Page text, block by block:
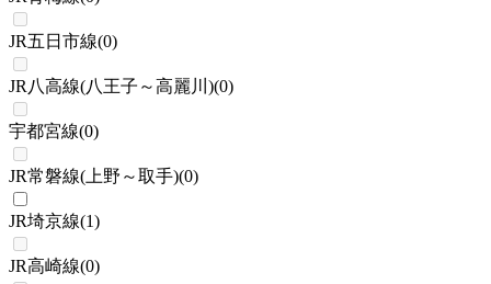
JR五日市線(0)
JR八高線(八王子～高麗川)(0)
宇都宮線(0)
JR常磐線(上野～取手)(0)
JR埼京線(1)
JR高崎線(0)